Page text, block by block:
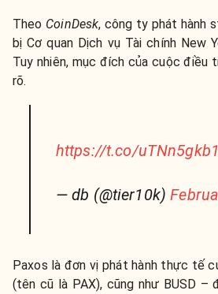
Theo CoinDesk, công ty phát hành
bị Cơ quan Dịch vụ Tài chính New
Tuy nhiên, mục đích của cuộc điều
rõ.
https://t.co/
— db (@tier10k)
Paxos là đơn vị phát hành thực tế
(tên cũ là PAX), cũng như BUSD –